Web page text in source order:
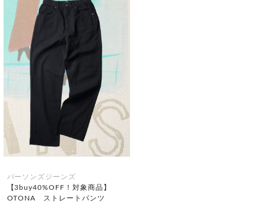
パーソンズジーンズ
【3buy40%OFF！対象商品】
OTONA ストレートパンツ